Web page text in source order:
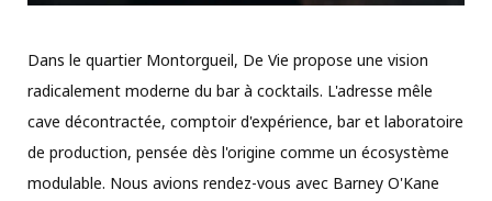
Dans le quartier Montorgueil, De Vie propose une vision
radicalement moderne du bar à cocktails. L'adresse mêle
cave décontractée, comptoir d'expérience, bar et laboratoire
de production, pensée dès l'origine comme un écosystème
modulable. Nous avions rendez-vous avec Barney O'Kane